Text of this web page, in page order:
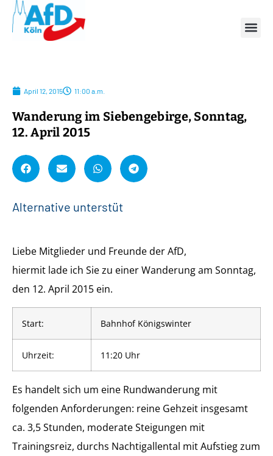
April 12, 2015 11:00 a.m.
Wanderung im Siebengebirge, Sonntag,
12. April 2015
Alternative unterstüt
Liebe Mitglieder und Freunde der AfD,
hiermit lade ich Sie zu einer Wanderung am Sonntag,
den 12. April 2015 ein.
Start: Bahnhof Königswinter
Uhrzeit: 11:20 Uhr
Es handelt sich um eine Rundwanderung mit
folgenden Anforderungen: reine Gehzeit insgesamt
ca. 3,5 Stunden, moderate Steigungen mit
Trainingsreiz, durchs Nachtigallental mit Aufstieg zum